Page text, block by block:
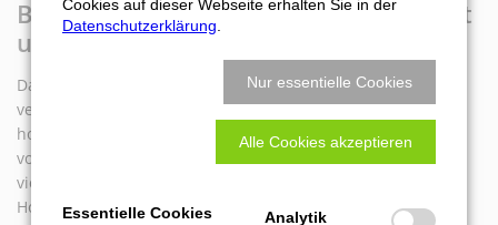
Bündigfräsaggregat ist kosteneffizient
und flexibel
Das Aggregat ist in der Standardausführung mit einer
vertikalen Tastung ausgestattet. Optional ist auch eine
horizontale Tastung der Kante verfügbar, die einen Tastweg
von ±2 mm ermöglicht. Diese Flexibilität erlaubt eine
vielfältige Anwendung in verschiedenen Bereichen der
Holzbearbeitung.
Cookies auf dieser Webseite erhalten Sie in der
Datenschutzerklärung
Nur essentielle Cookies
Alle Cookies akzeptieren
Essentielle Cookies Analytik